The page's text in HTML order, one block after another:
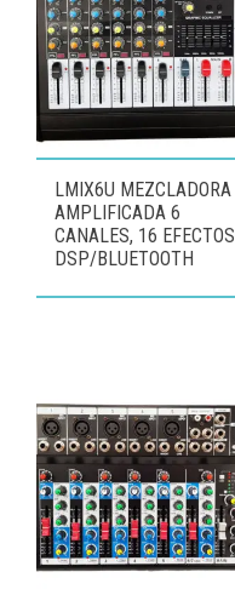
LMIX6U MEZCLADORA
AMPLIFICADA 6
CANALES, 16 EFECTOS
DSP/BLUETOOTH